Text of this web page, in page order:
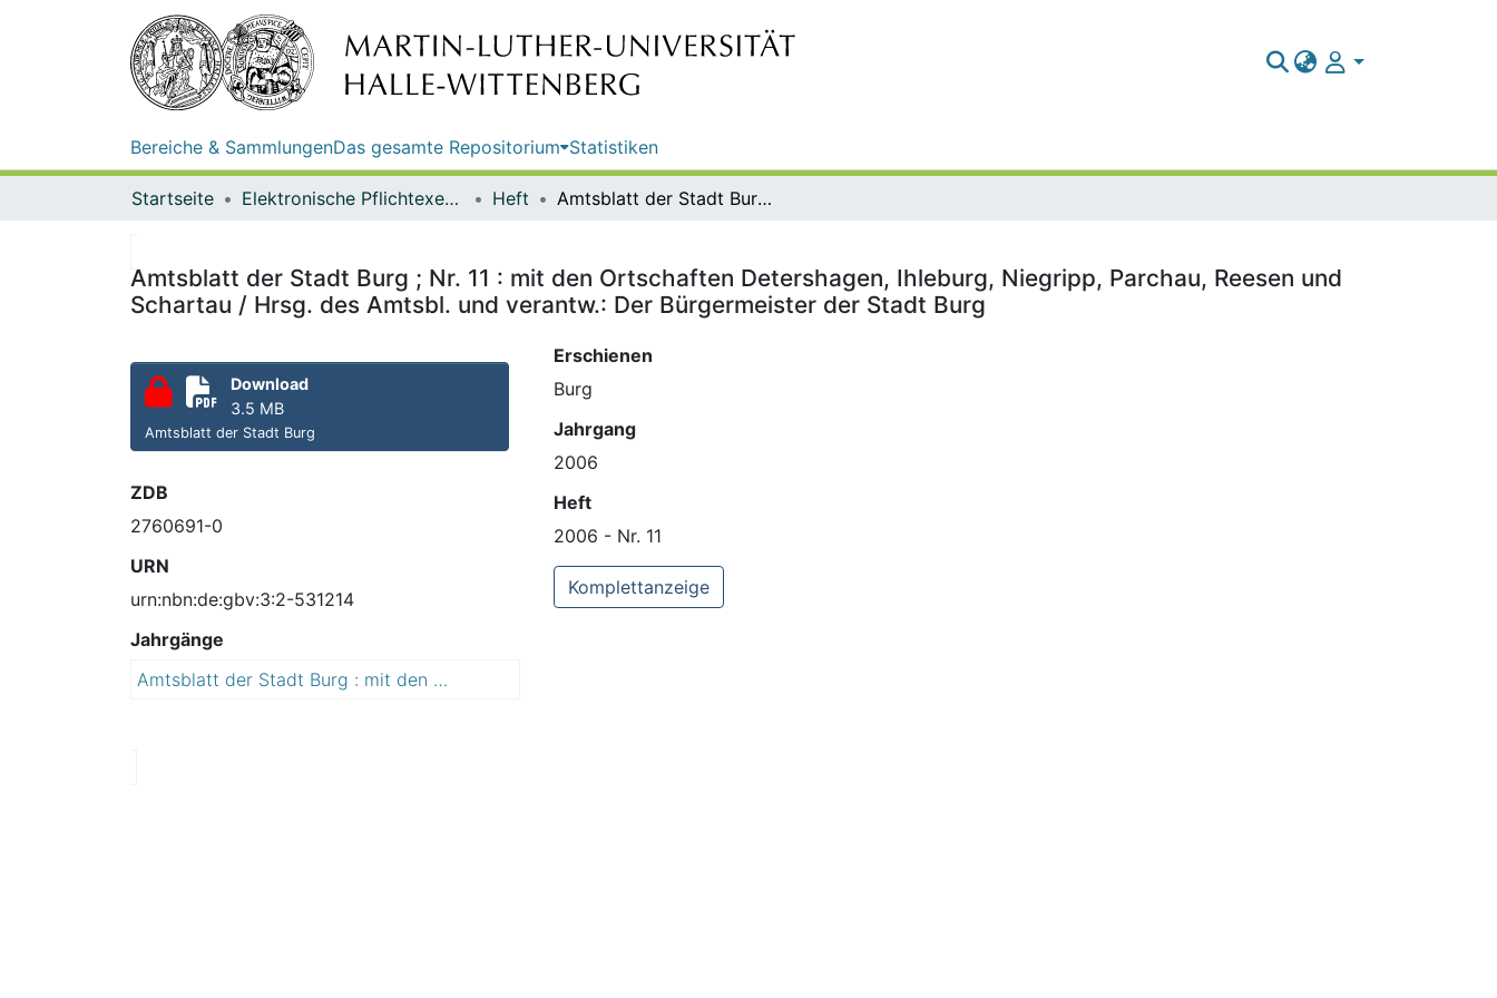
Bereiche & SammlungenDas gesamte Repositorium Statistiken
Startseite Elektronische Pflichtexemplare Heft Amtsblatt der Stadt Burg ; Nr. 11 : mit den Ortschaften Detershagen, Ihleburg, Niegripp, Parchau, Reesen und Schartau / Hrsg. des Amtsbl. und verantw.: Der Bürgermeister der Stadt Burg
Amtsblatt der Stadt Burg ; Nr. 11 : mit den Ortschaften Detershagen, Ihleburg, Niegripp, Parchau, Reesen und
Schartau / Hrsg. des Amtsbl. und verantw.: Der Bürgermeister der Stadt Burg
Download
3.5 MB
Amtsblatt der Stadt Burg
ZDB
2760691-0
URN
urn:nbn:de:gbv:3:2-531214
Jahrgänge
Amtsblatt der Stadt Burg : mit den Ortschaften Detershagen, Ihleburg, Niegripp, Parchau, Reesen und Schartau
Erschienen
Burg
Jahrgang
2006
Heft
2006 - Nr. 11
Komplettanzeige